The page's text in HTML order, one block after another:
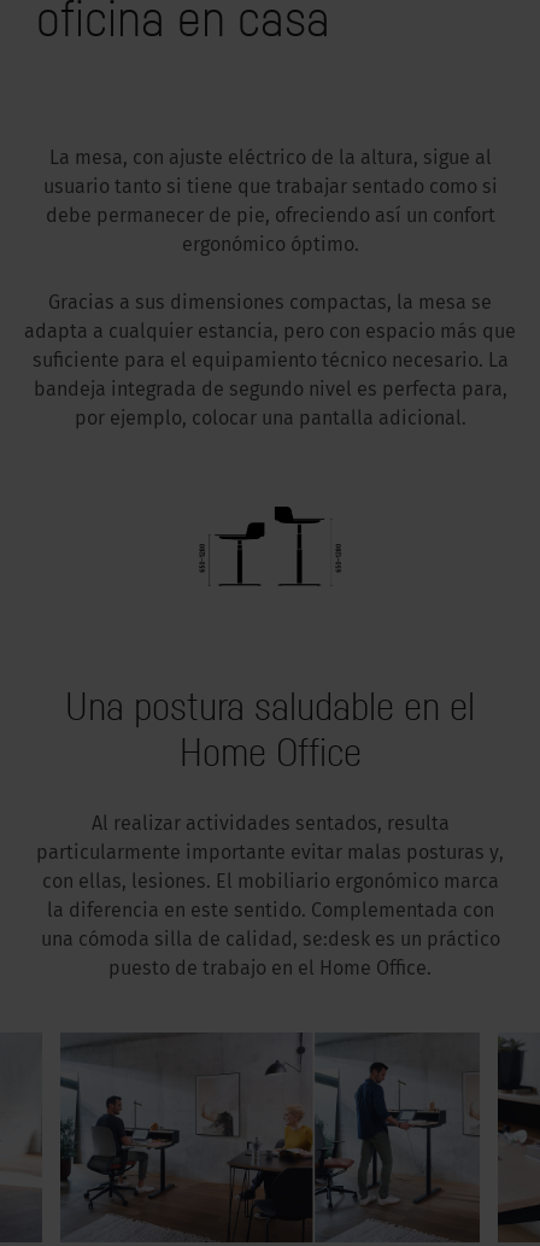
oficina en casa
La mesa, con ajuste eléctrico de la altura, sigue al
usuario tanto si tiene que trabajar sentado como si
debe permanecer de pie, ofreciendo así un confort
ergonómico óptimo.
Gracias a sus dimensiones compactas, la mesa se
adapta a cualquier estancia, pero con espacio más que
suficiente para el equipamiento técnico necesario. La
bandeja integrada de segundo nivel es perfecta para,
por ejemplo, colocar una pantalla adicional.
Una postura saludable en el
Home Office
Al realizar actividades sentados, resulta
particularmente importante evitar malas posturas y,
con ellas, lesiones. El mobiliario ergonómico marca
la diferencia en este sentido. Complementada con
una cómoda silla de calidad, se:desk es un práctico
puesto de trabajo en el Home Office.